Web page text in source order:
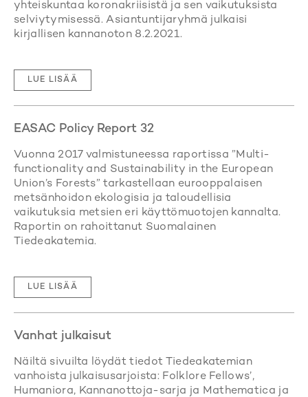
yhteiskuntaa koronakriisistä ja sen vaikutuksista
selviytymisessä. Asiantuntijaryhmä julkaisi
kirjallisen kannanoton 8.2.2021.
LUE LISÄÄ
EASAC Policy Report 32
Vuonna 2017 valmistuneessa raportissa ”Multi-
functionality and Sustainability in the European
Union’s Forests” tarkastellaan eurooppalaisen
metsänhoidon ekologisia ja taloudellisia
vaikutuksia metsien eri käyttömuotojen kannalta.
Raportin on rahoittanut Suomalainen
Tiedeakatemia.
LUE LISÄÄ
Vanhat julkaisut
Näiltä sivuilta löydät tiedot Tiedeakatemian
vanhoista julkaisusarjoista: Folklore Fellows’,
Humaniora, Kannanottoja-sarja ja Mathematica ja